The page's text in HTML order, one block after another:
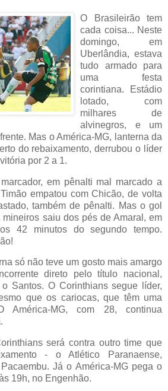
O Brasileirão tem
cada coisa... Neste
domingo, em
Uberlândia, estava
tudo armado para
uma festa
corintiana. Estádio
lotado, com
milhares de
alvinegros, e um
Mas o América-MG, lanterna da
do rebaixamento, derrubou o líder
por 2 a 1.
em pênalti mal marcado a
empatou com Chicão, de volta
também de pênalti. Mas o gol
saiu dos pés de Amaral, em
42 minutos do segundo tempo.
só não teve um gosto mais amargo
direto pelo título nacional,
Santos. O Corinthians segue líder,
que os cariocas, que têm uma
América-MG, com 28, continua
será contra outro time que
- o Atlético Paranaense,
Já o América-MG pega o
19h, no Engenhão.